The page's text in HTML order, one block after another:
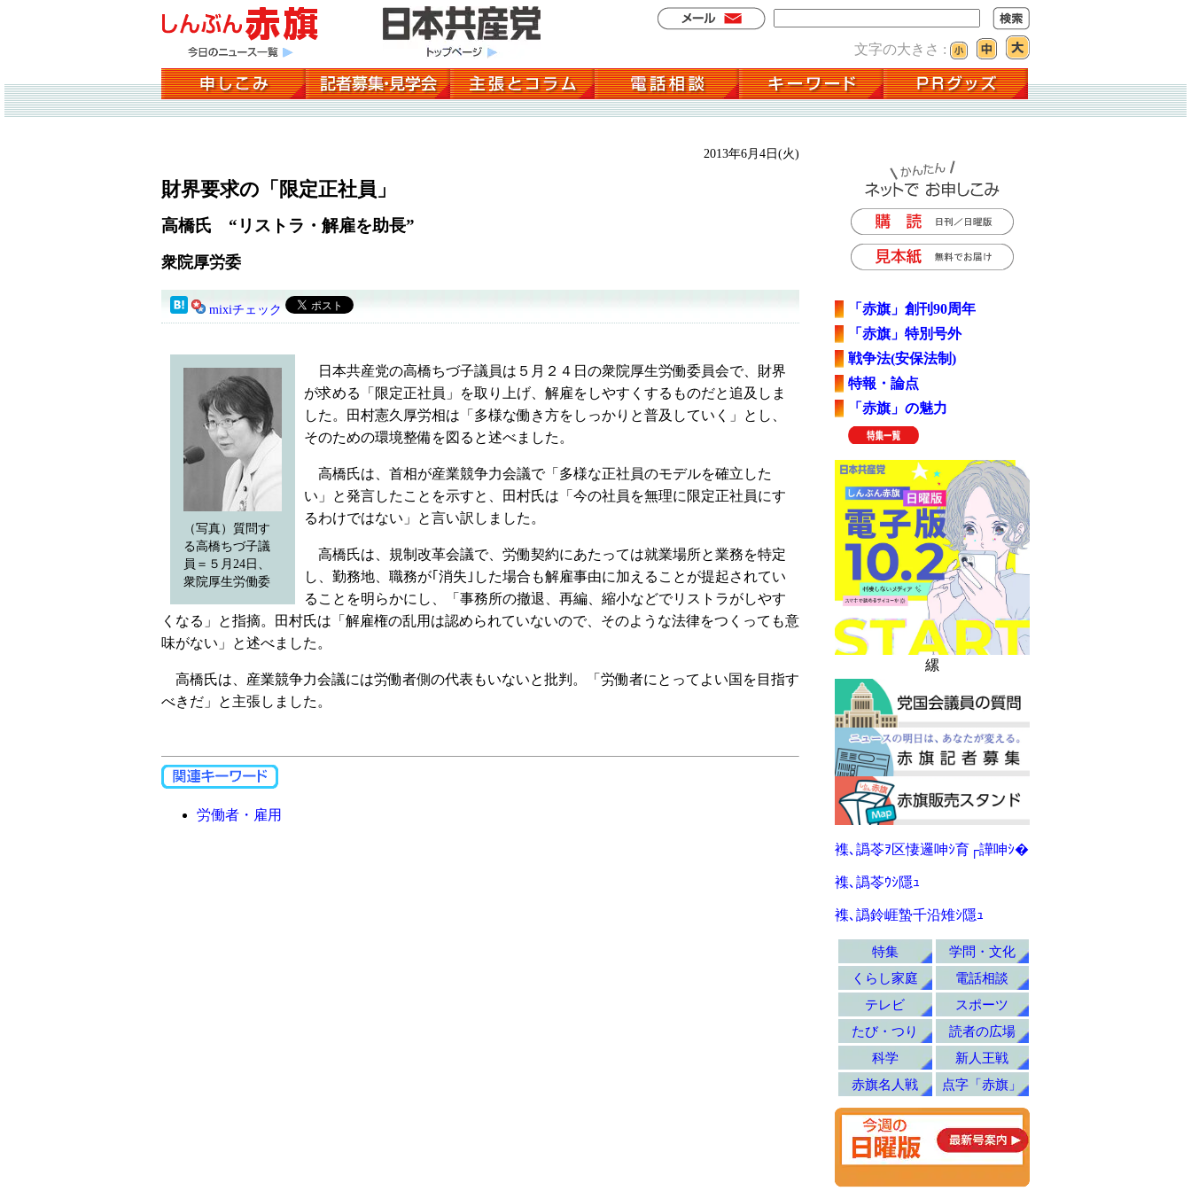
文字の大きさ :
2013年6月4日(火)
財界要求の「限定正社員」
高橋氏 “リストラ・解雇を助長”
衆院厚労委
mixiチェック
（写真）質問す
る高橋ちづ子議
員＝５月24日、
衆院厚生労働委
日本共産党の高橋ちづ子議員は５月２４日の衆院厚生労働委員会で、財界
が求める「限定正社員」を取り上げ、解雇をしやすくするものだと追及しま
した。田村憲久厚労相は「多様な働き方をしっかりと普及していく」とし、
そのための環境整備を図ると述べました。
高橋氏は、首相が産業競争力会議で「多様な正社員のモデルを確立した
い」と発言したことを示すと、田村氏は「今の社員を無理に限定正社員にす
るわけではない」と言い訳しました。
高橋氏は、規制改革会議で、労働契約にあたっては就業場所と業務を特定
し、勤務地、職務が｢消失｣した場合も解雇事由に加えることが提起されてい
ることを明らかにし、「事務所の撤退、再編、縮小などでリストラがしやす
くなる」と指摘。田村氏は「解雇権の乱用は認められていないので、そのような法律をつくっても意
味がない」と述べました。
高橋氏は、産業競争力会議には労働者側の代表もいないと批判。「労働者にとってよい国を目指す
べきだ」と主張しました。
労働者・雇用
「赤旗」創刊90周年
「赤旗」特別号外
戦争法(安保法制)
特報・論点
「赤旗」の魅力
縲
襍､譌苓ｦ区悽邏呻ｼ育┌譁呻ｼ�
襍､譌苓ｳｼ隱ｭ
襍､譌鈴崕蟄千沿雉ｼ隱ｭ
特集
学問・文化
くらし家庭
電話相談
テレビ
スポーツ
たび・つり
読者の広場
科学
新人王戦
赤旗名人戦
点字「赤旗」